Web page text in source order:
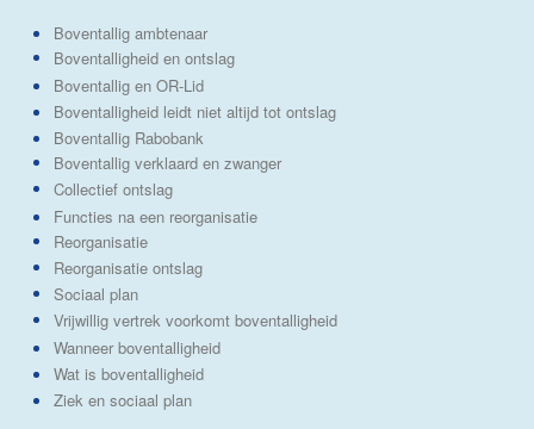
Boventallig ambtenaar
Boventalligheid en ontslag
Boventallig en OR-Lid
Boventalligheid leidt niet altijd tot ontslag
Boventallig Rabobank
Boventallig verklaard en zwanger
Collectief ontslag
Functies na een reorganisatie
Reorganisatie
Reorganisatie ontslag
Sociaal plan
Vrijwillig vertrek voorkomt boventalligheid
Wanneer boventalligheid
Wat is boventalligheid
Ziek en sociaal plan